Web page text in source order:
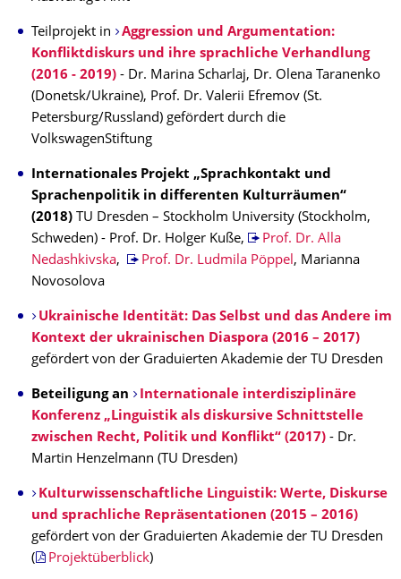
Teilprojekt in
Aggression und Argumentation:
Konfliktdiskurs und ihre sprachliche Verhandlung
(2016 - 2019) - Dr. Marina Scharlaj, Dr. Olena Taranenko
(Donetsk/Ukraine), Prof. Dr. Valerii Efremov (St.
Petersburg/Russland) gefördert durch die
VolkswagenStiftung
Internationales Projekt „Sprachkontakt und
Sprachenpolitik in differenten Kulturräumen“
(2018) TU Dresden – Stockholm University (Stockholm,
Schweden) - Prof. Dr. Holger Kuße,
Prof. Dr. Alla
Nedashkivska, Prof. Dr. Ludmila Pöppel, Marianna
Novosolova
Ukrainische Identität: Das Selbst und das Andere im
Kontext der ukrainischen Diaspora (2016 – 2017)
gefördert von der Graduierten Akademie der TU Dresden
Beteiligung an
Internationale interdisziplinäre
Konferenz „Linguistik als diskursive Schnittstelle
zwischen Recht, Politik und Konflikt“ (2017) - Dr.
Martin Henzelmann (TU Dresden)
Kulturwissenschaftliche Linguistik: Werte, Diskurse
und sprachliche Repräsentationen (2015 – 2016)
gefördert von der Graduierten Akademie der TU Dresden
(
Projektüberblick)